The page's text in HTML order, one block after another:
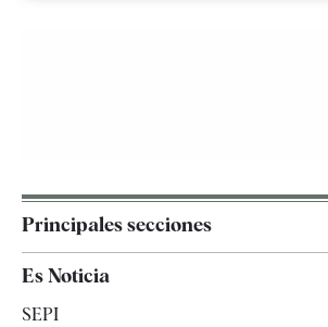
Principales secciones
España
Es Noticia
SEPI